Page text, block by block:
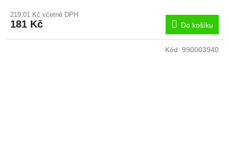
219,01 Kč včetně DPH
181 Kč Do košíku
Kód: 990003940